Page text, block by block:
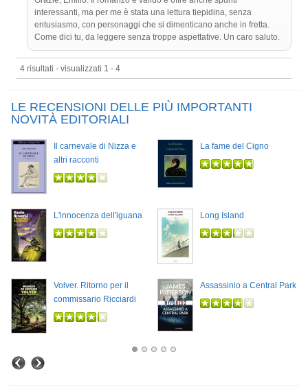
interessanti, ma per me è stata una lettura tiepidina, senza
entusiasmo, con personaggi che si dimenticano anche in fretta.
Come dici tu, da leggere senza troppe aspettative. Un caro saluto.
4 risultati - visualizzati 1 - 4
LE RECENSIONI DELLE PIÙ IMPORTANTI
NOVITÀ EDITORIALI
Il carnevale di Nizza e
altri racconti
La fame del Cigno
L'innocenza dell'iguana Long Island
Volver. Ritorno per il
commissario Ricciardi
Assassinio a Central Park